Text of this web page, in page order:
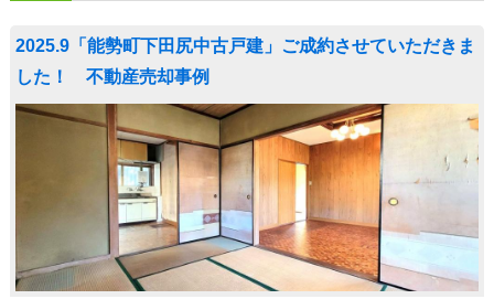
2025.9「能勢町下田尻中古戸建」ご成約させていただきま
した！ 不動産売却事例